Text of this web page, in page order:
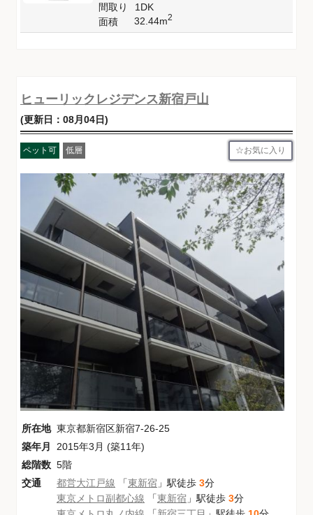
間取り
1DK
面積
32.44m2
ヒューリックレジデンス新宿戸山
(更新日：08月04日)
ペット可 低層 お気に入り
所在地 東京都新宿区新宿7-26-25
築年月
2015年3月 (築11年)
総階数 5階
交通
都営大江戸線 「東新宿 」駅徒歩 3分
東京メトロ副都心線 「東新宿 」駅徒歩 3分